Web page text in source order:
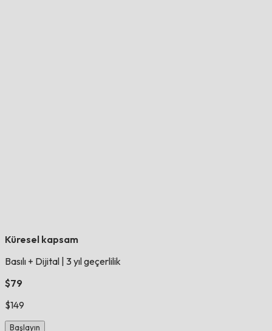
Küresel kapsam
Basılı + Dijital 3 yıl geçerlilik
$79
$149
Başlayın